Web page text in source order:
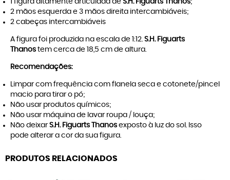
1 figura altamente articulada de S.H. Figuarts Thanos;
2 mãos esquerda e 3 mãos direita intercambiáveis;
2 cabeças intercambiáveis
A figura foi produzida na escala de 1:12. S.H. Figuarts
Thanos tem cerca de 18,5 cm de altura.
Recomendações:
Limpar com frequência com flanela seca e cotonete/pincel
macio para tirar o pó;
Não usar produtos químicos;
Não usar máquina de lavar roupa / louça;
Não deixarS.H. Figuarts Thanos exposto à luz do sol. Isso
pode alterar a cor da sua figura.
PRODUTOS RELACIONADOS